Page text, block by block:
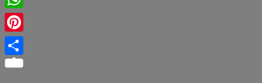
WhatsApp
Pinterest
Share